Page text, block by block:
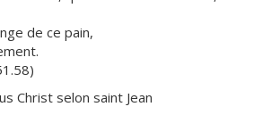
de ce pain,
Christ selon saint Jean